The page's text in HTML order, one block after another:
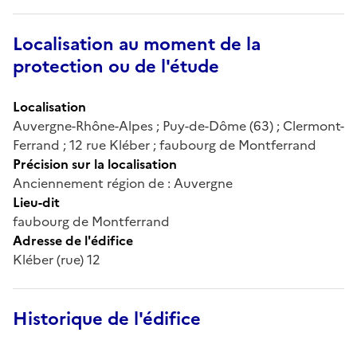
Localisation au moment de la
protection ou de l'étude
Localisation
Auvergne-Rhône-Alpes ; Puy-de-Dôme (63) ; Clermont-
Ferrand ; 12 rue Kléber ; faubourg de Montferrand
Précision sur la localisation
Anciennement région de : Auvergne
Lieu-dit
faubourg de Montferrand
Adresse de l'édifice
Kléber (rue) 12
Historique de l'édifice